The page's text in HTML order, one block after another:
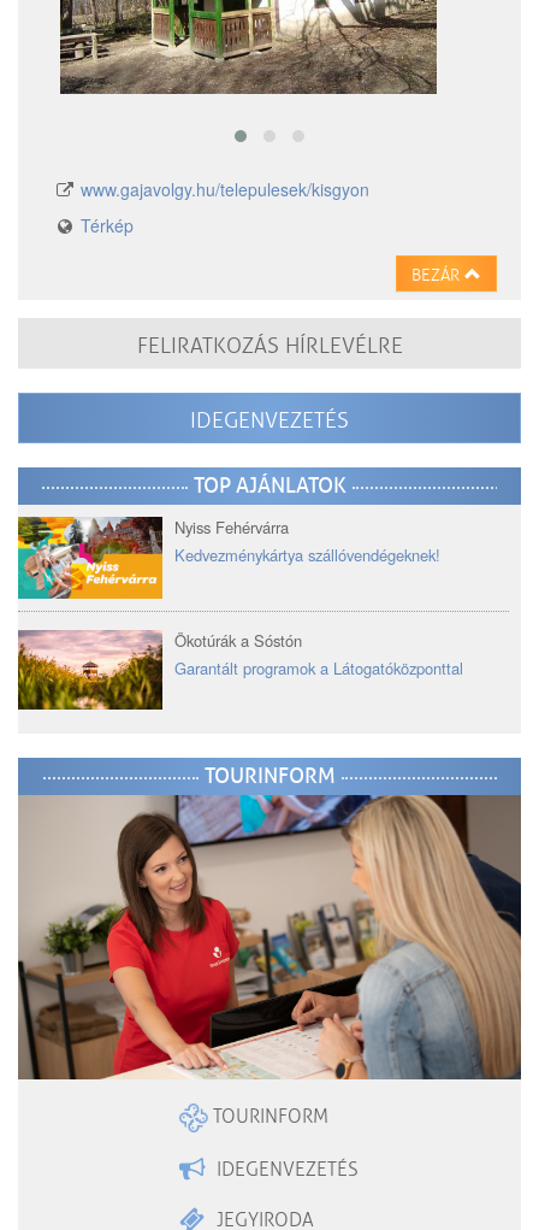
www.gajavolgy.hu/telepulesek/kisgyon
Térkép
BEZÁR
FELIRATKOZÁS HÍRLEVÉLRE
IDEGENVEZETÉS
TOP AJÁNLATOK
Nyiss Fehérvárra
Kedvezménykártya szállóvendégeknek!
Ökotúrák a Sóstón
Garantált programok a Látogatóközponttal
TOURINFORM
TOURINFORM
IDEGENVEZETÉS
JEGYIRODA